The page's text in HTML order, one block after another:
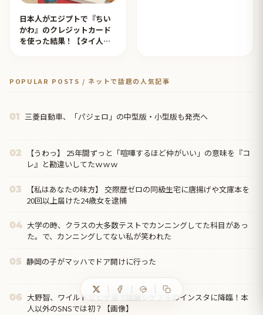
日本人がエジプトで『ちい
かわ』のクレジットカード
を使った結果！【タイ人の
POPULAR POSTS / ネットで話題の人気記事
01 三菱自動車、「パジェロ」の中型版・小型版も発売へ
02
【うわっ】 25年間ずっと「喧嘩するほど仲がいい」の意味を『コ
レ』と勘違いしてたｗｗｗ
03
【私はあなたの味方】 交際歴ゼロの同級生宅に唐揚げや文庫本を
20回以上届けた24歳女を逮捕
04 大学の時、クラスの大多数テストでカンニングしてた科目があっ
た。で、カンニングしてない私が笑われた
05 静岡の子がマッハでドア開けに行った
06 大野智、ワイルドなヒゲ姿で加藤シゲアキのインスタに降臨！本
人以外のSNSでは初？【画像】